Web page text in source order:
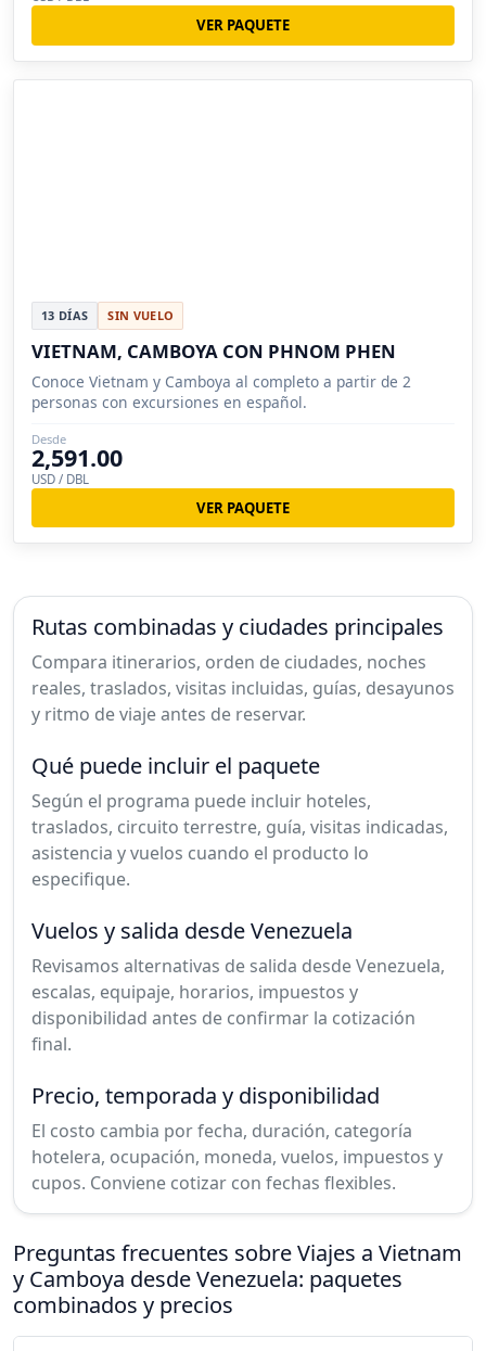
VER PAQUETE
13 DÍAS SIN VUELO
VIETNAM, CAMBOYA CON PHNOM PHEN
Conoce Vietnam y Camboya al completo a partir de 2
personas con excursiones en español.
Desde
2,591.00
USD / DBL
VER PAQUETE
Rutas combinadas y ciudades principales
Compara itinerarios, orden de ciudades, noches
reales, traslados, visitas incluidas, guías, desayunos
y ritmo de viaje antes de reservar.
Qué puede incluir el paquete
Según el programa puede incluir hoteles,
traslados, circuito terrestre, guía, visitas indicadas,
asistencia y vuelos cuando el producto lo
especifique.
Vuelos y salida desde Venezuela
Revisamos alternativas de salida desde Venezuela,
escalas, equipaje, horarios, impuestos y
disponibilidad antes de confirmar la cotización
final.
Precio, temporada y disponibilidad
El costo cambia por fecha, duración, categoría
hotelera, ocupación, moneda, vuelos, impuestos y
cupos. Conviene cotizar con fechas flexibles.
Preguntas frecuentes sobre Viajes a Vietnam
y Camboya desde Venezuela: paquetes
combinados y precios